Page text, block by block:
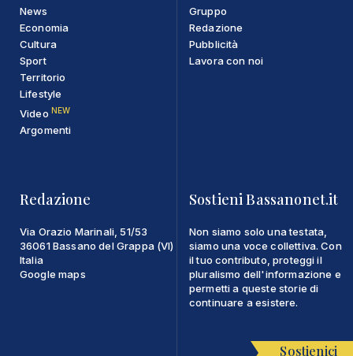
News
Economia
Cultura
Sport
Territorio
Lifestyle
Video NEW
Argomenti
Gruppo
Redazione
Pubblicità
Lavora con noi
Redazione
Via Orazio Marinali, 51/53
36061 Bassano del Grappa (VI)
Italia
Google maps
Sostieni Bassanonet.it
Non siamo solo una testata,
siamo una voce collettiva. Con
il tuo contributo, proteggi il
pluralismo dell'informazione e
permetti a queste storie di
continuare a esistere.
Sostienici